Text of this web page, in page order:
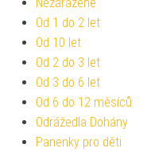
Od 1 do 2 let
Od 10 let
Od 2 do 3 let
Od 3 do 6 let
Od 6 do 12 měsíců
Odrážedla Dohány
Panenky pro děti